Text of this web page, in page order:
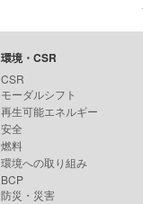
環境・CSR
CSR
モーダルシフト
再生可能エネルギー
安全
燃料
環境への取り組み
BCP
防災・災害